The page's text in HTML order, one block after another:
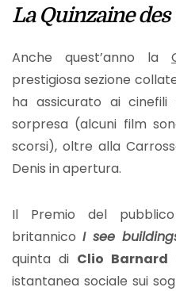
La Quinzaine des
Anche quest’anno la
prestigiosa sezione
ha assicurato ai
sorpresa (alcuni film
scorsi), oltre alla
Denis in apertura.
Il Premio del
britannico I see
quinta di Clio Barnard
istantanea sociale sui